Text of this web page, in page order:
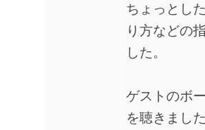
ちょっとし
り方などの
した。
ゲストのボ
を聴きまし